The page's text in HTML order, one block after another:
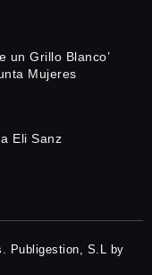
un Grillo Blanco’
Mujeres
Eli Sanz
Publigestion, S.L by